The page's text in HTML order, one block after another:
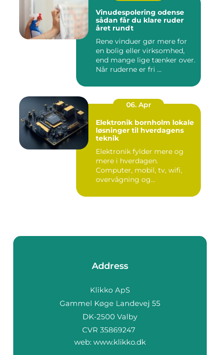
Vinudespolering odense
sådan får du klare ruder
året rundt
Rene vinduer gør mere for
en bolig eller virksomhed,
end mange lige tænker over.
Når ruderne er fri ...
06. Apr
Elektronik bornholm lokale
løsninger til hverdagens
teknik
Elektronik fylder mere og
mere i hverdagen.
Computer, mobil, tv, wifi,
overvågning og
Address
web: www.klikko.dk